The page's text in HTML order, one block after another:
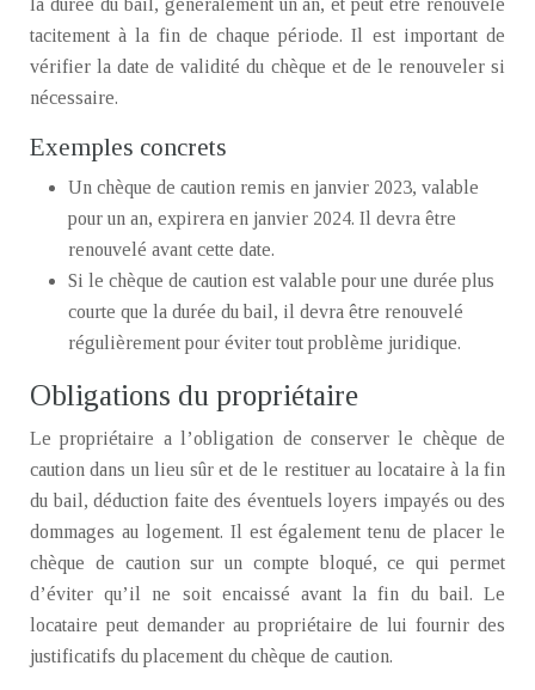
la durée du bail, généralement un an, et peut être renouvelé
tacitement à la fin de chaque période. Il est important de
vérifier la date de validité du chèque et de le renouveler si
nécessaire.
Exemples concrets
Un chèque de caution remis en janvier 2023, valable
pour un an, expirera en janvier 2024. Il devra être
renouvelé avant cette date.
Si le chèque de caution est valable pour une durée plus
courte que la durée du bail, il devra être renouvelé
régulièrement pour éviter tout problème juridique.
Obligations du propriétaire
Le propriétaire a l’obligation de conserver le chèque de
caution dans un lieu sûr et de le restituer au locataire à la fin
du bail, déduction faite des éventuels loyers impayés ou des
dommages au logement. Il est également tenu de placer le
chèque de caution sur un compte bloqué, ce qui permet
d’éviter qu’il ne soit encaissé avant la fin du bail. Le
locataire peut demander au propriétaire de lui fournir des
justificatifs du placement du chèque de caution.